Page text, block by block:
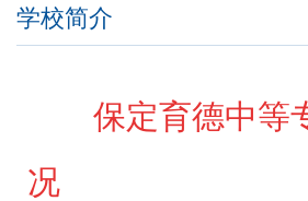
学校简介
保定育德中等
况